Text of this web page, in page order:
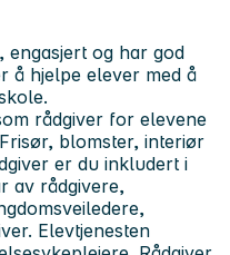
engasjert og har god
å hjelpe elever med å
rådgiver for elevene
blomster, interiør
er du inkludert i
av rådgivere,
Elevtjenesten